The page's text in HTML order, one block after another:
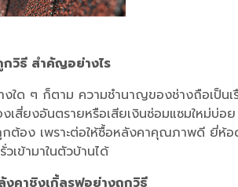
วิธี สำคัญอย่างไร
ใด ๆ ก็ตาม ความชำนาญของช่างถือเป็น
งเสี่ยงอันตรายหรือเสียเงินซ่อมแซมใหม่
ต้อง เพราะต่อให้ซื้อหลังคาคุณภาพดี ยี่ห้
เข้ามาในตัวบ้านได้
คาชิงเกิ้ลรูฟอย่างถูกวิธี